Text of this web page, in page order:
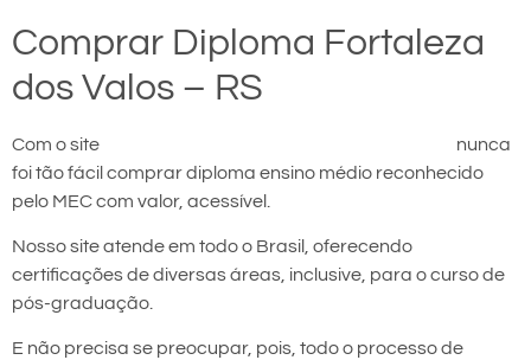
Comprar Diploma Fortaleza
dos Valos – RS
Com o site
nunca
foi tão fácil comprar diploma ensino médio reconhecido
pelo MEC com valor, acessível.
Nosso site atende em todo o Brasil, oferecendo
certificações de diversas áreas, inclusive, para o curso de
pós-graduação.
E não precisa se preocupar, pois, todo o processo de